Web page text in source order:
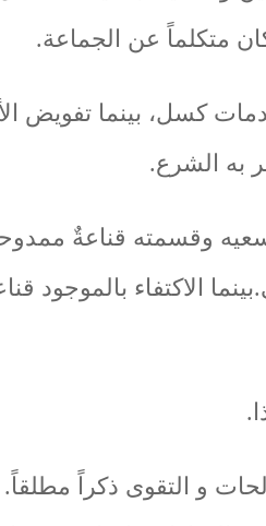
متكلماً عن الجماعة.
كسل، بينما تفويض
به الشرع.
وقسمته قناعةٌ
الاكتفاء بالموجود
و التقوى ذكراً